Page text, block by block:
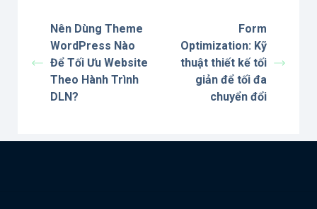
Nên Dùng Theme
WordPress Nào
Để Tối Ưu Website
Theo Hành Trình
DLN?
Form
Optimization: Kỹ
thuật thiết kế tối
giản để tối đa
chuyển đổi